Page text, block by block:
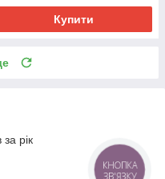
Купити
рік
КНОПКА
ЗВ'ЯЗКУ